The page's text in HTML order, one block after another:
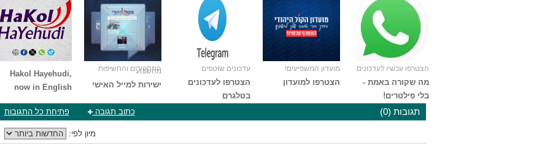
Hakol Hayehudi,
now in English
התחקירים והחשיפות
מהשבוע
ישירות למייל האישי
עדכונים שוטפים
הצטרפו לעדכונים
בטלגרם
מועדון המשפיעים!
הצטרפו למועדון
הצטרפו עכשיו לעדכונים
מה שקורה באמת -
בלי פילטרים!
תגובות (0) פתיחת כל התגובות כתוב תגובה
מיון לפי: